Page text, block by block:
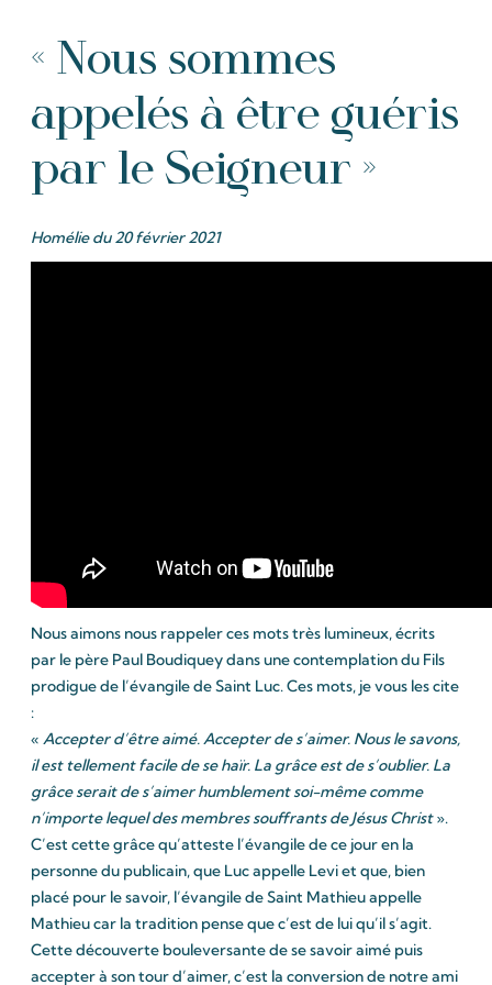
« Nous sommes
appelés à être guéris
par le Seigneur »
Homélie du 20 février 2021
Nous aimons nous rappeler ces mots très lumineux, écrits
par le père Paul Boudiquey dans une contemplation du Fils
prodigue de l’évangile de Saint Luc. Ces mots, je vous les cite
:
« Accepter d’être aimé. Accepter de s’aimer. Nous le savons,
il est tellement facile de se haïr. La grâce est de s’oublier. La
grâce serait de s’aimer humblement soi-même comme
n’importe lequel des membres souffrants de Jésus Christ».
C’est cette grâce qu’atteste l’évangile de ce jour en la
personne du publicain, que Luc appelle Levi et que, bien
placé pour le savoir, l’évangile de Saint Mathieu appelle
Mathieu car la tradition pense que c’est de lui qu’il s’agit.
Cette découverte bouleversante de se savoir aimé puis
accepter à son tour d’aimer, c’est la conversion de notre ami